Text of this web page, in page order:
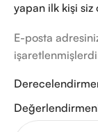
yapan ilk kişi siz
E-posta